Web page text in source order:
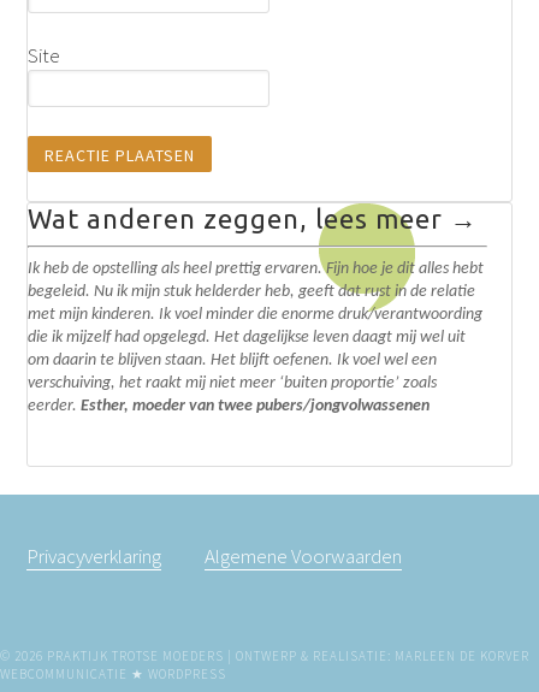
Site
Wat anderen zeggen, lees meer →
Ik heb de opstelling als heel prettig ervaren. Fijn hoe je dit alles hebt
begeleid. Nu ik mijn stuk helderder heb, geeft dat rust in de relatie
met mijn kinderen. Ik voel minder die enorme druk/verantwoording
die ik mijzelf had opgelegd.Het dagelijkse leven daagt mij wel uit
om daarin te blijven staan. Het blijft oefenen. Ik voel wel een
verschuiving, het raakt mij niet meer ‘buiten proportie’ zoals
eerder.Esther, moeder van twee pubers/jongvolwassenen
Privacyverklaring Algemene Voorwaarden
© 2026 PRAKTIJK TROTSE MOEDERS | ONTWERP & REALISATIE: MARLEEN DE KORVER
WEBCOMMUNICATIE ★ WORDPRESS